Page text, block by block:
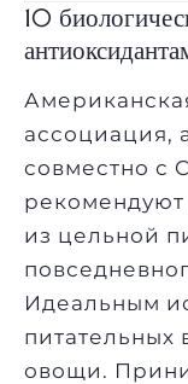
10
ассоциация,
совместно с
рекомендуют
из цельной
Идеальным
питательных
овощи.